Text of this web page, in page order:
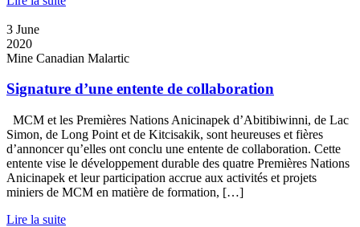
3 June
2020
Mine Canadian Malartic
Signature d’une entente de collaboration
MCM et les Premières Nations Anicinapek d’Abitibiwinni, de Lac
Simon, de Long Point et de Kitcisakik, sont heureuses et fières
d’annoncer qu’elles ont conclu une entente de collaboration. Cette
entente vise le développement durable des quatre Premières Nations
Anicinapek et leur participation accrue aux activités et projets
miniers de MCM en matière de formation, […]
Lire la suite